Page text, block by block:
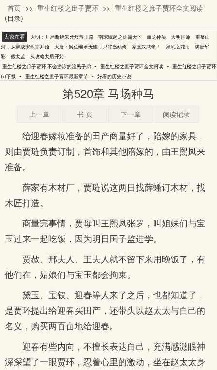
不会游泳的渔民子弟
首页 >> 重生红楼之庶子贾环 >> 重生红楼之庶子贾环全文阅读
(目录)
大家在看 大明：开局断绝朱允炆帝王路 南宋崛起之雄霸天下 血之孙吴 大明国师
重整山
河，从穿成宋钦宗开始
大唐：爵位继承无望，只好当纨绔 家父汉武帝！ 兴风之花雨
满唐华
彩
假太监：从攻略太后开始
重生红楼之庶子贾环 不会游泳的渔民子弟 - 重生红楼之庶子贾环全文阅读 - 重生红楼之庶子贾环
txt下载 - 重生红楼之庶子贾环最新章节 - 好看的历史小说
第520章 马场种马
上一章 书 页 下一章 阅读记录
给迎春嫁妆准备的田产商量好了，陪嫁的家具，
则由贾琏负责订制，首饰和其他陪嫁的，由王熙凤来
准备。
薛家有木材厂，贾琏说这两日找薛蟠订木材，找
木匠打造。
商量完事情，贾母叫王熙凤张罗，叫姐妹们与宝
玉过来一起吃饭，因为明日国子监进学。
贾赦、邢夫人、王夫人就不留下来用晚饭了，有
他们在，姑娘们与宝玉都会拘束。
黛玉、宝钗、迎春等人来了之后，也都知道了，
是贾环提出给迎春买田产，还带头以赵太太与自己的
名义，购买两百亩地给迎春。
迎春有些内向，不擅长表达自己，充满感激眼神
深深望了一眼贾环，忍着心里的激动，坐在赵太太身